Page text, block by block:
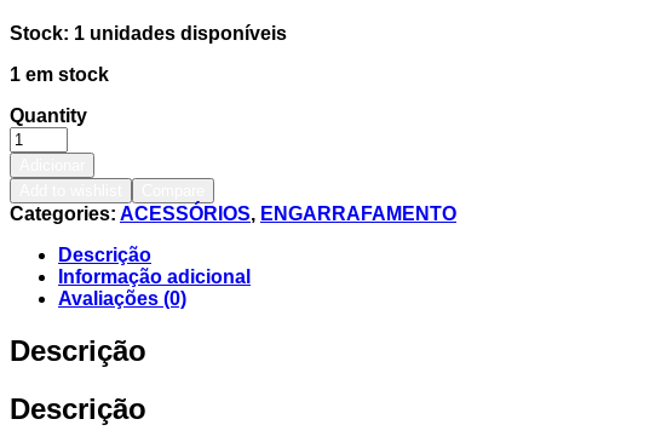
Stock: 1 unidades disponíveis
1 em stock
Quantity
Categories: ACESSÓRIOS, ENGARRAFAMENTO
Descrição
Informação adicional
Avaliações (0)
Descrição
Descrição